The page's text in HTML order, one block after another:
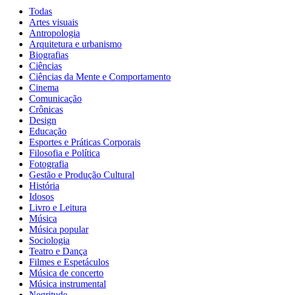
Todas
Artes visuais
Antropologia
Arquitetura e urbanismo
Biografias
Ciências
Ciências da Mente e Comportamento
Cinema
Comunicação
Crônicas
Design
Educação
Esportes e Práticas Corporais
Filosofia e Política
Fotografia
Gestão e Produção Cultural
História
Idosos
Livro e Leitura
Música
Música popular
Sociologia
Teatro e Dança
Filmes e Espetáculos
Música de concerto
Música instrumental